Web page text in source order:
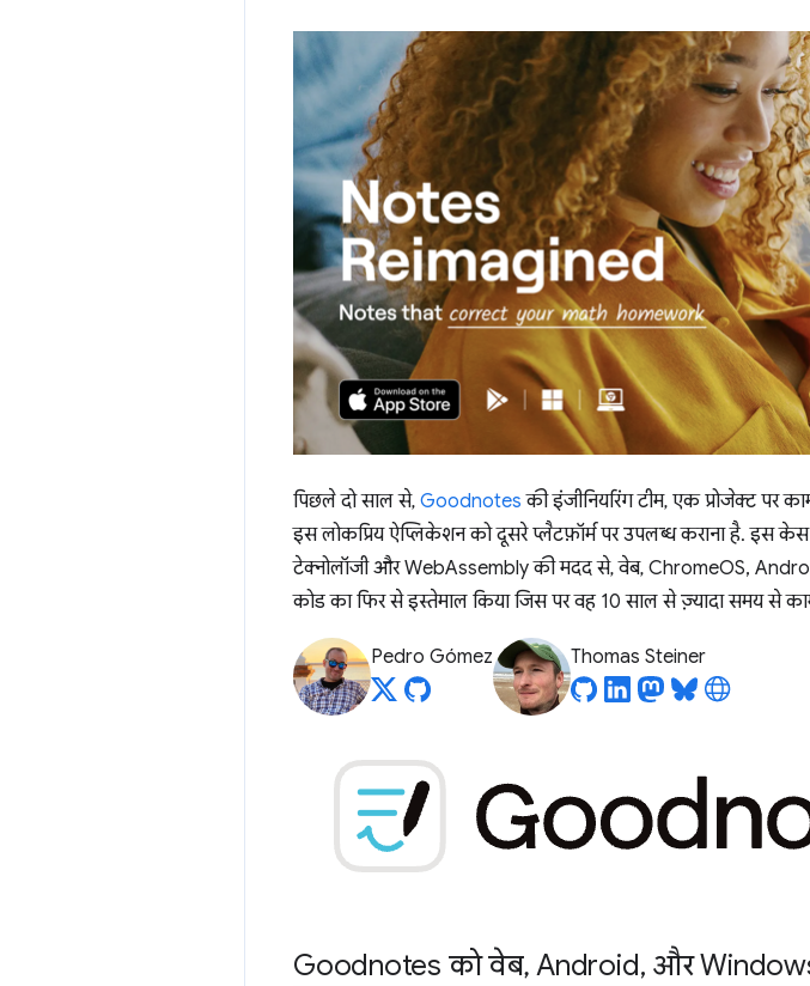
पिछले दो साल से, Goodnotes की इंजीनियरिंग टीम, एक प्रोजेक्ट पर
इस लोकप्रिय ऐप्लिकेशन को दूसरे प्लैटफ़ॉर्म पर उपलब्ध कराना है. इस केस
टेक्नोलॉजी और WebAssembly की मदद से, वेब, ChromeOS,
कोड का फिर से इस्तेमाल किया जिस पर वह 10 साल से ज़्यादा समय से
Pedro Gómez Thomas Steiner
Goodnotes को वेब, Android, और